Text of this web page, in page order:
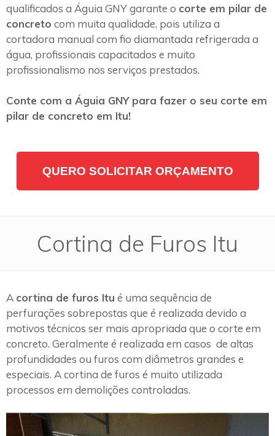
qualificados a Águia GNY garante o corte em pilar de
concreto com muita qualidade, pois utiliza a
cortadora manual com fio diamantada refrigerada a
água, profissionais capacitados e muito
profissionalismo nos serviços prestados.
Conte com a Águia GNY para fazer o seu corte em
pilar de concreto em Itu!
QUERO SOLICITAR ORÇAMENTO
Cortina de Furos Itu
A cortina de furos Itu é uma sequência de
perfurações sobrepostas que é realizada devido a
motivos técnicos ser mais apropriada que o corte em
concreto. Geralmente é realizada em casos de altas
profundidades ou furos com diâmetros grandes e
especiais. A cortina de furos é muito utilizada
processos em demolições controladas.